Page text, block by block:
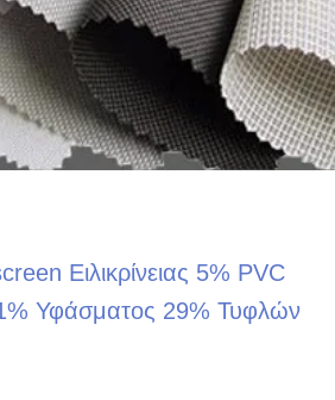
Ειλικρίνειας 5% PVC
Υφάσματος 29% Τυφλών